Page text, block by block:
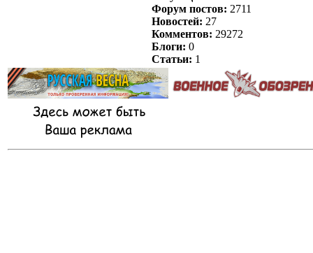
Форум постов: 2711
Новостей: 27
Комментов: 29272
Блоги: 0
Статьи: 1